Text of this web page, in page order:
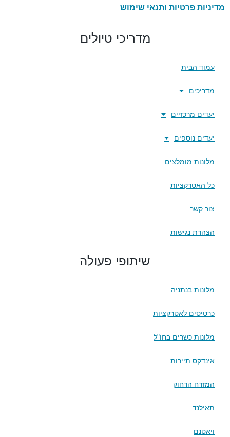
מדיניות פרטיות ותנאי שימוש
מדריכי טיולים
עמוד הבית
מדריכים
יעדים מרכזיים
יעדים נוספים
מלונות מומלצים
כל האטרקציות
צור קשר
הצהרת נגישות
שיתופי פעולה
מלונות בנתניה
כרטיסים לאטרקציות
מלונות כשרים בחו"ל
אינדקס תיירות
המזרח הרחוק
תאילנד
ויאטנם